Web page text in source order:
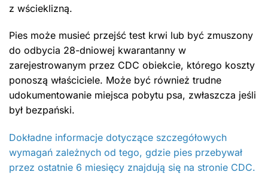
z wścieklizną.
Pies może musieć przejść test krwi lub być zmuszony
do odbycia 28-dniowej kwarantanny w
zarejestrowanym przez CDC obiekcie, którego koszty
ponoszą właściciele. Może być również trudne
udokumentowanie miejsca pobytu psa, zwłaszcza jeśli
był bezpański.
Dokładne informacje dotyczące szczegółowych
wymagań zależnych od tego, gdzie pies przebywał
przez ostatnie 6 miesięcy znajdują się na stronie CDC.